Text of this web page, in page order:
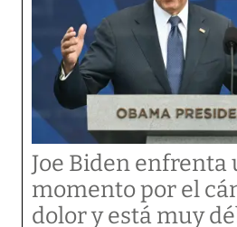
Joe Biden enfrenta
momento por el
dolor y está muy